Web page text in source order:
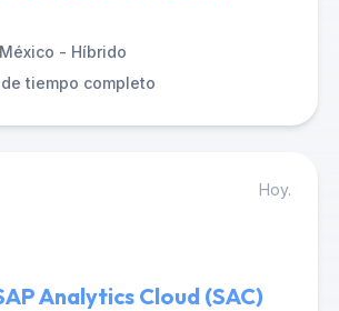
- Híbrido
tiempo completo
Hoy.
Analytics Cloud (SAC)